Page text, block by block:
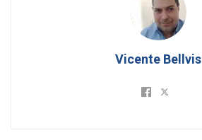
Vicente Bellvis